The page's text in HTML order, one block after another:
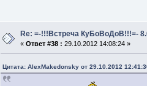
Re: =-!!!Встреча КуБоВоДоВ!!!=-
«Ответ #38 : 29.10.2012 14:08:24 »
Цитата: AlexMakedonsky от 29.10.2012